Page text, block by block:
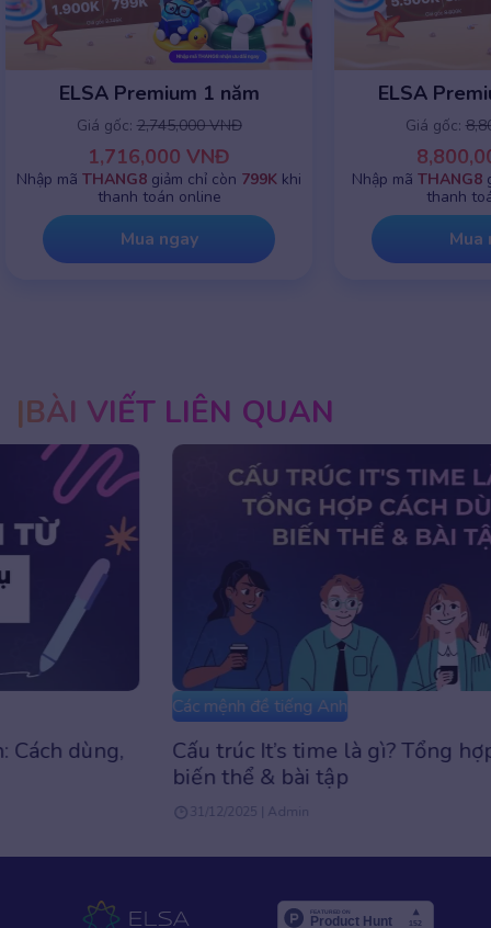
ELSA Premium 1 năm
Giá gốc:2,745,000 VNĐ
1,716,000 VNĐ
Nhập mã THANG8giảm chỉ còn 799Kkhi
thanh toán online
Mua ngay
ELSA
Giá gốc:
Nhập mãTHANG8
thanh
Mua
BÀI VIẾT LIÊN QUAN
Các mệnh đề tiếng Anh
Cấu trúc It’s time là gì? Tổng hợp cách dùng,
biến thể & bài tập